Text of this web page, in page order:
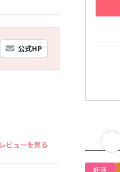
公式HP
レビューを見る
妊活